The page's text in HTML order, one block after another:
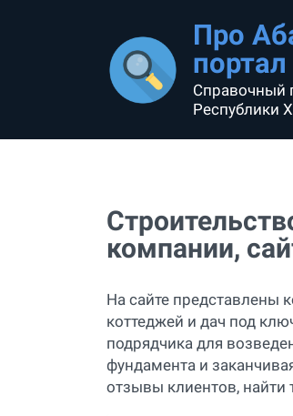
Про
портал
Справочный
Республики
компании,
На сайте представлены
коттеджей и дач под
подрядчика для
фундамента и
отзывы клиентов, найти